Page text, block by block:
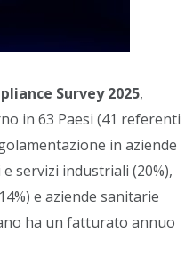
Survey 2025,
in 63 Paesi (41 referenti
in aziende
servizi industriali (20%),
e aziende sanitarie
ha un fatturato annuo